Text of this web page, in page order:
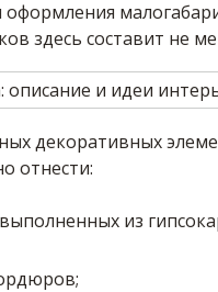
здесь составит не
декоративных
отнести:
из